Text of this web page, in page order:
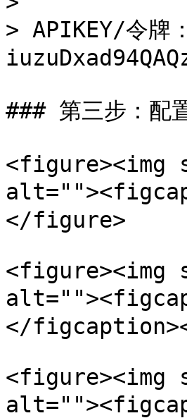
> APIKEY/令牌
### 第三步：配
<figure><img
</figure>
<figure><img
</
<figure><img